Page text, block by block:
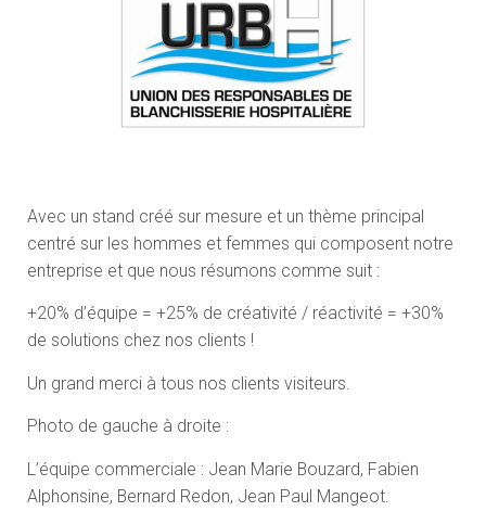
Avec un stand créé sur mesure et un thème principal
centré sur les hommes et femmes qui composent notre
entreprise et que nous résumons comme suit :
+20% d’équipe = +25% de créativité / réactivité = +30%
de solutions chez nos clients !
Un grand merci à tous nos clients visiteurs.
Photo de gauche à droite :
L’équipe commerciale : Jean Marie Bouzard, Fabien
Alphonsine, Bernard Redon, Jean Paul Mangeot.